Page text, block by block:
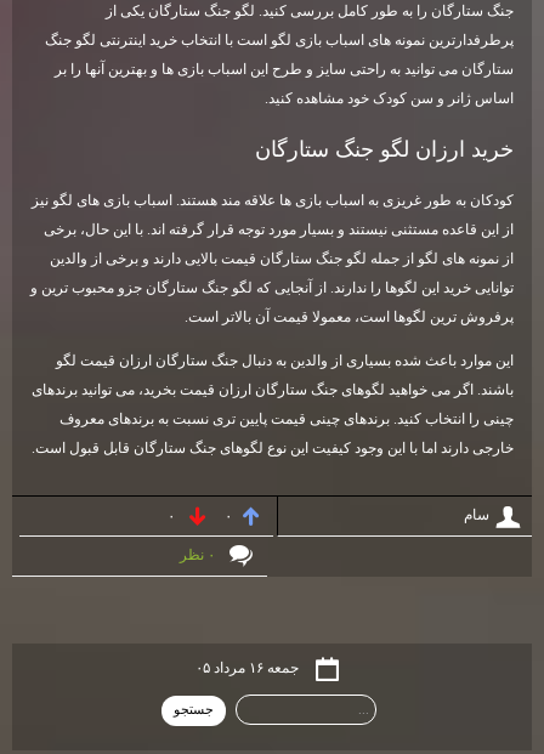
جنگ ستارگان را به طور کامل بررسی کنید. لگو جنگ ستارگان یکی از
پرطرفدارترین نمونه های اسباب بازی لگو است با انتخاب خرید اینترنتی لگو جنگ
ستارگان می توانید به راحتی سایز و طرح این اسباب بازی ها و بهترین آنها را بر
اساس ژانر و سن کودک خود مشاهده کنید.
خرید ارزان لگو جنگ ستارگان
کودکان به طور غریزی به اسباب بازی ها علاقه مند هستند. اسباب بازی های لگو نیز
از این قاعده مستثنی نیستند و بسیار مورد توجه قرار گرفته اند. با این حال، برخی
از نمونه های لگو از جمله لگو جنگ ستارگان قیمت بالایی دارند و برخی از والدین
توانایی خرید این لگوها را ندارند. از آنجایی که لگو جنگ ستارگان جزو محبوب ترین و
پرفروش ترین لگوها است، معمولا قیمت آن بالاتر است.
این موارد باعث شده بسیاری از والدین به دنبال جنگ ستارگان ارزان قیمت لگو
باشند. اگر می خواهید لگوهای جنگ ستارگان ارزان قیمت بخرید، می توانید برندهای
چینی را انتخاب کنید. برندهای چینی قیمت پایین تری نسبت به برندهای معروف
خارجی دارند اما با این وجود کیفیت این نوع لگوهای جنگ ستارگان قابل قبول است.
سام ۰ ۰
۰ نظر
جمعه ۱۶ مرداد ۰۵